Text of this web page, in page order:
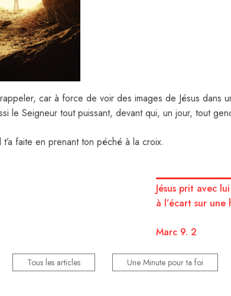
car à force de voir des images de Jésus dans
le Seigneur tout puissant, devant qui, un jour, tout
t’a faite en prenant ton péché à la croix.
Jésus prit avec
à l’écart sur
Marc 9. 2
Tous les articles Une Minute pour ta foi